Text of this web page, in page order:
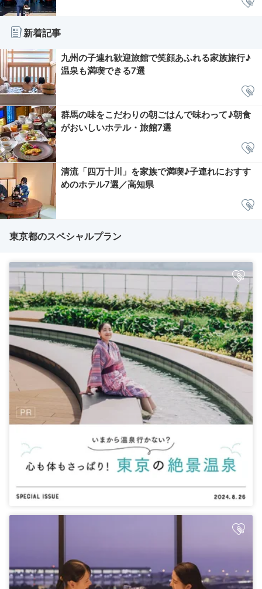
新着記事
九州の子連れ歓迎旅館で笑顔あふれる家族旅行♪
温泉も満喫できる7選
群馬の味をこだわりの朝ごはんで味わって♪朝食
がおいしいホテル・旅館7選
清流「四万十川」を家族で満喫♪子連れにおすす
めのホテル7選／高知県
東京都のスペシャルプラン